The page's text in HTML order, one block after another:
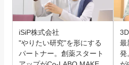
iSiP株式会社
"やりたい研究"を形にする
パートナー。創薬スタート
最
発